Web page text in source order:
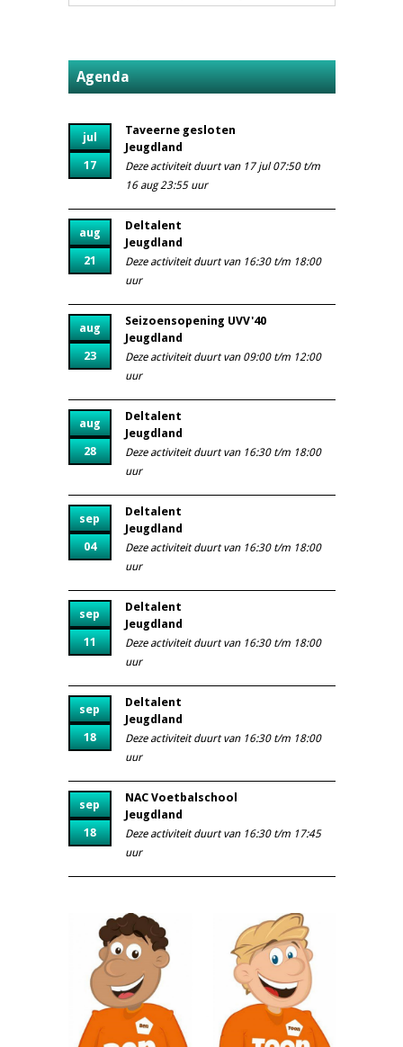
Agenda
jul
17
Taveerne gesloten
Jeugdland
Deze activiteit duurt van 17jul07:50 t/m
16aug23:55 uur
aug
21
Deltalent
Jeugdland
Deze activiteit duurt van 16:30 t/m 18:00
uur
aug
23
Seizoensopening UVV'40
Jeugdland
Deze activiteit duurt van 09:00 t/m 12:00
uur
aug
28
Deltalent
Jeugdland
Deze activiteit duurt van 16:30 t/m 18:00
uur
sep
04
Deltalent
Jeugdland
Deze activiteit duurt van 16:30 t/m 18:00
uur
sep
11
Deltalent
Jeugdland
Deze activiteit duurt van 16:30 t/m 18:00
uur
sep
18
Deltalent
Jeugdland
Deze activiteit duurt van 16:30 t/m 18:00
uur
sep
18
NAC Voetbalschool
Jeugdland
Deze activiteit duurt van 16:30 t/m 17:45
uur